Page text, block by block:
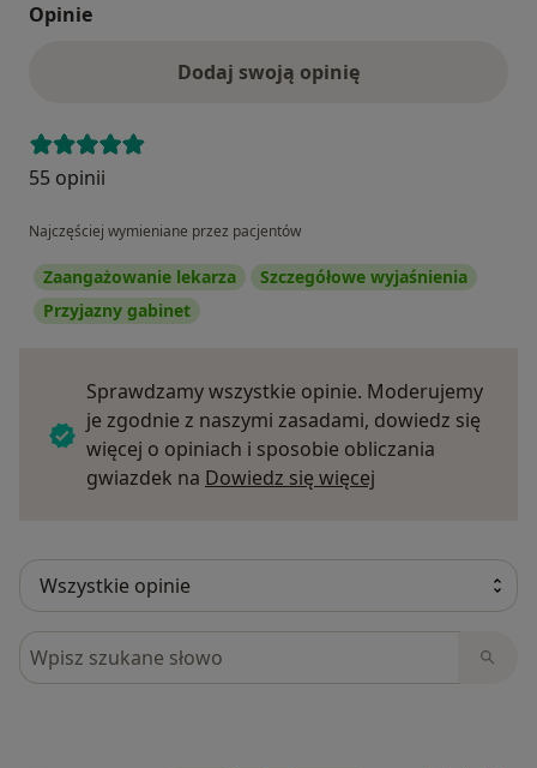
Opinie
Dodaj swoją opinię
55 opinii
Najczęściej wymieniane przez pacjentów
Zaangażowanie lekarza
Szczegółowe wyjaśnienia
Przyjazny gabinet
Sprawdzamy wszystkie opinie. Moderujemy
je zgodnie z naszymi zasadami, dowiedz się
więcej o opiniach i sposobie obliczania
gwiazdek na Dowiedz się więcej
Szukaj w opiniach